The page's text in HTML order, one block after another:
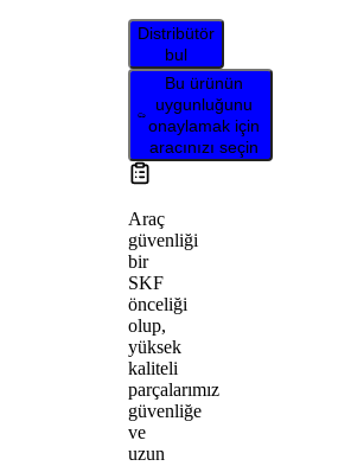
Distribütör
bul
Bu ürünün
uygunluğunu
onaylamak için
aracınızı seçin
Araç
güvenliği
bir
SKF
önceliği
olup,
yüksek
kaliteli
parçalarımız
güvenliğe
ve
uzun